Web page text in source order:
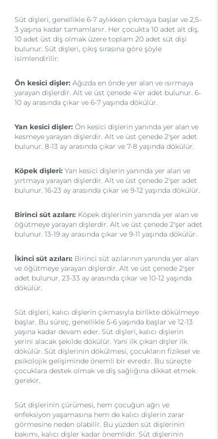
Süt dişleri, genellikle 6-7 aylıkken çıkmaya başlar ve 2,5-
3 yaşına kadar tamamlanır. Her çocukta 10 adet alt diş,
10 adet üst diş olmak üzere toplam 20 adet süt dişi
bulunur. Süt dişleri, çıkış sırasına göre şöyle
isimlendirilir:
Ön kesici dişler: Ağızda en önde yer alan ve ısırmaya
yarayan dişlerdir. Alt ve üst çenede 4'er adet bulunur. 6-
10 ay arasında çıkar ve 6-7 yaşında dökülür.
Yan kesici dişler: Ön kesici dişlerin yanında yer alan ve
kesmeye yarayan dişlerdir. Alt ve üst çenede 2'şer adet
bulunur. 8-13 ay arasında çıkar ve 7-8 yaşında dökülür.
Köpek dişleri: Yan kesici dişlerin yanında yer alan ve
yırtmaya yarayan dişlerdir. Alt ve üst çenede 2'şer adet
bulunur. 16-23 ay arasında çıkar ve 9-12 yaşında dökülür.
Birinci süt azıları: Köpek dişlerinin yanında yer alan ve
öğütmeye yarayan dişlerdir. Alt ve üst çenede 2'şer adet
bulunur. 13-19 ay arasında çıkar ve 9-11 yaşında dökülür.
İkinci süt azıları: Birinci süt azılarının yanında yer alan
ve öğütmeye yarayan dişlerdir. Alt ve üst çenede 2'şer
adet bulunur. 23-33 ay arasında çıkar ve 10-12 yaşında
dökülür.
Süt dişleri, kalıcı dişlerin çıkmasıyla birlikte dökülmeye
başlar. Bu süreç, genellikle 5-6 yaşında başlar ve 12-13
yaşına kadar devam eder. Süt dişleri, kalıcı dişlerin
yerini alacak şekilde dökülür. Yani ilk çıkan dişler ilk
dökülür. Süt dişlerinin dökülmesi, çocukların fiziksel ve
psikolojik gelişiminde önemli bir evredir. Bu süreçte
çocuklara destek olmak ve diş sağlığına dikkat etmek
gerekir.
Süt dişlerinin çürümesi, hem çocuğun ağrı ve
enfeksiyon yaşamasına hem de kalıcı dişlerin zarar
görmesine neden olabilir. Bu yüzden süt dişlerinin
bakımı, kalıcı dişler kadar önemlidir. Süt dişlerinin